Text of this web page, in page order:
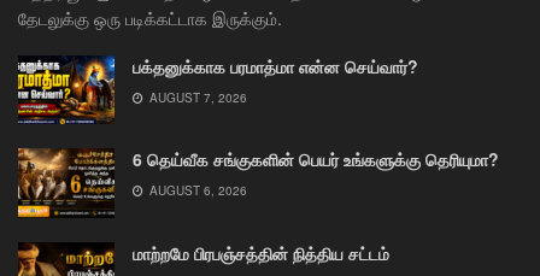
தேடலுக்கு ஒரு படிக்கட்டாக இருக்கும்.
பக்தனுக்காக பரமாத்மா என்ன செய்வார்?
AUGUST 7, 2026
6 தெய்வீக சங்குகளின் பெயர் உங்களுக்கு தெரியுமா?
AUGUST 6, 2026
மாற்றமே பிரபஞ்சத்தின் நித்திய சட்டம்